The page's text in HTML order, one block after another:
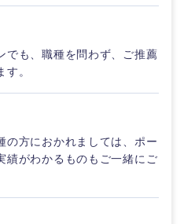
でも、職種を問わず、ご推薦
。
方におかれましては、ポー
績がわかるものもご一緒にご